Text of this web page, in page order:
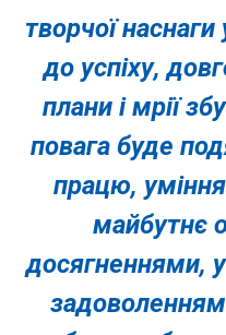
творчої
до успіху,
плани і мрії
повага буде
працю,
майбутнє
досягненнями,
задоволенням